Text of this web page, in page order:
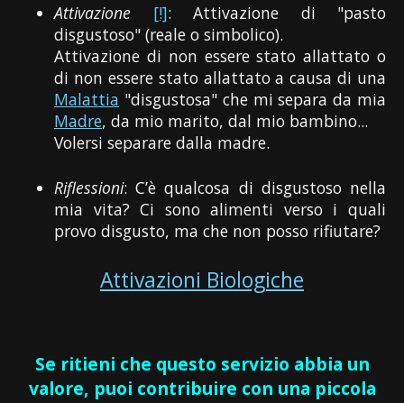
Attivazione [!]: Attivazione di "pasto
disgustoso" (reale o simbolico).
Attivazione di non essere stato allattato o
di non essere stato allattato a causa di una
Malattia "disgustosa" che mi separa da mia
Madre, da mio marito, dal mio bambino...
Volersi separare dalla madre.
Riflessioni: C’è qualcosa di disgustoso nella
mia vita? Ci sono alimenti verso i quali
provo disgusto, ma che non posso rifiutare?
Attivazioni Biologiche
Se ritieni che questo servizio abbia un
valore, puoi contribuire con una piccola